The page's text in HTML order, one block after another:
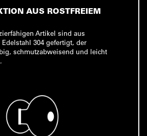
AUS ROSTFREIEM
Artikel sind aus
304 gefertigt, der
schmutzabweisend und leicht